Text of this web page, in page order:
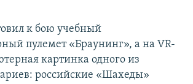
к бою учебный
пулемет «Браунинг», а на VR-
картинка одного из
российские «Шахеды»